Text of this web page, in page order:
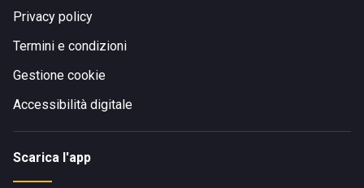
Privacy policy
Termini e condizioni
Gestione cookie
Accessibilità digitale
Scarica l'app